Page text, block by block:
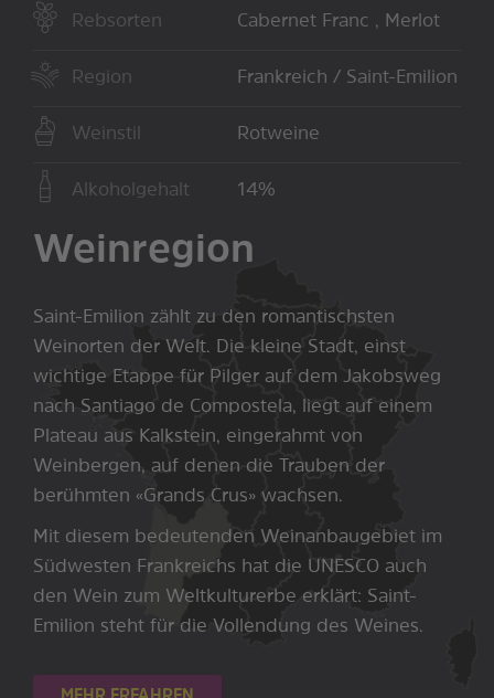
Rebsorten Cabernet Franc , Merlot
Region Frankreich / Saint-Emilion
Weinstil Rotweine
Alkoholgehalt 14%
Weinregion
Saint-Emilion zählt zu den romantischsten
Weinorten der Welt. Die kleine Stadt, einst
wichtige Etappe für Pilger auf dem Jakobsweg
nach Santiago de Compostela, liegt auf einem
Plateau aus Kalkstein, eingerahmt von
Weinbergen, auf denen die Trauben der
berühmten «Grands Crus» wachsen.
Mit diesem bedeutenden Weinanbaugebiet im
Südwesten Frankreichs hat die UNESCO auch
den Wein zum Weltkulturerbe erklärt: Saint-
Emilion steht für die Vollendung des Weines.